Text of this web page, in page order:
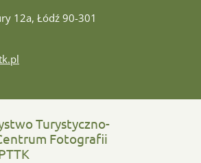
12a, Łódź 90-301
Turystyczno-
Fotografii